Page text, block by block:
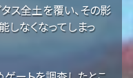
ス全土を覆い、その影
なくなってしまっ